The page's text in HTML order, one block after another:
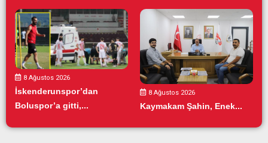
8 Ağustos 2026
İskenderunspor’dan
Boluspor’a gitti,...
8 Ağustos 2026
Kaymakam Şahin, Enek...